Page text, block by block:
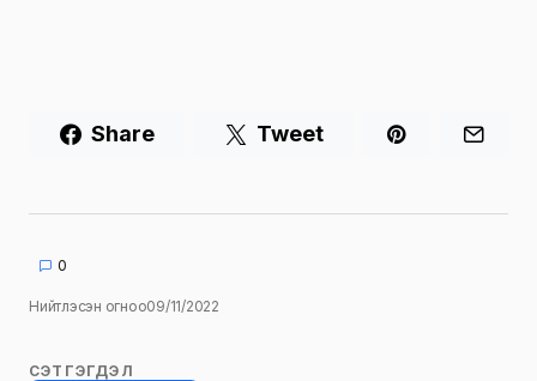
Share Tweet
0
Нийтлэсэн огноо09/11/2022
СЭТГЭГДЭЛ